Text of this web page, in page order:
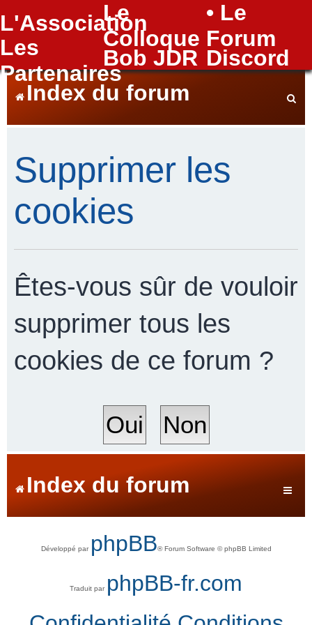
L'Association
Le
Colloque
• Le
Forum
Les
Partenaires
Bob JDR Discord
FAQ
Index du forum
h
h
e
Supprimer les
cookies
Êtes-vous sûr de vouloir
supprimer tous les
cookies de ce forum ?
Index du forum
Développé par phpBB® Forum Software © phpBB Limited
Traduit par phpBB-fr.com